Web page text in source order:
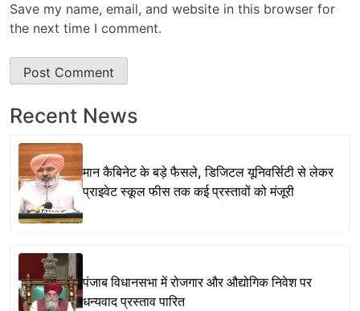
Save my name, email, and website in this browser for
the next time I comment.
Recent News
मान कैबिनेट के बड़े फैसले, डिजिटल यूनिवर्सिटी से लेकर
प्राइवेट स्कूल फीस तक कई प्रस्तावों को मंजूरी
पंजाब विधानसभा में रोजगार और औद्योगिक निवेश पर
धन्यवाद प्रस्ताव पारित